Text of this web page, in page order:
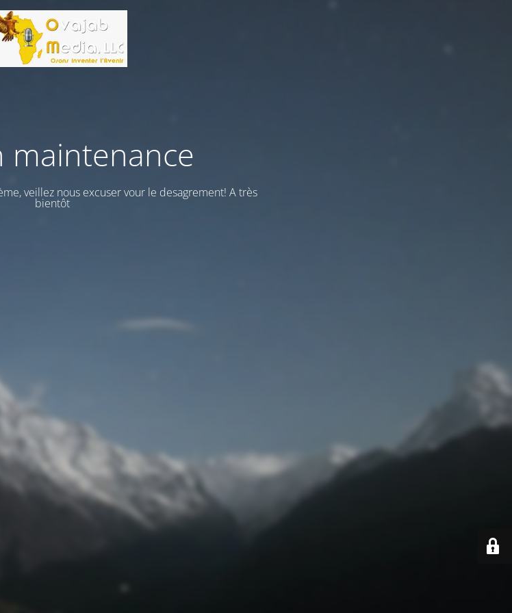
maintenance
veillez nous excuser vour le desagrement! A très
bientôt